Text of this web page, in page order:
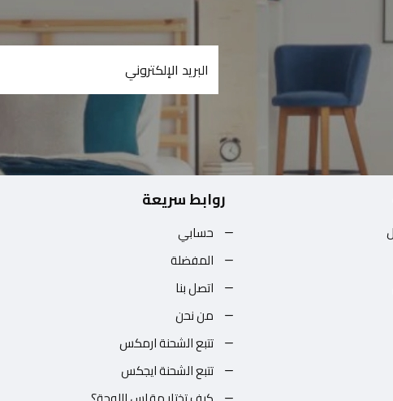
روابط سريعة
حسابي
المفضلة
اتصل بنا
من نحن
تتبع الشحنة ارمكس
تتبع الشحنة ايجكس